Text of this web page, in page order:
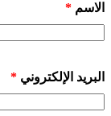
الاسم *
البريد الإلكتروني *